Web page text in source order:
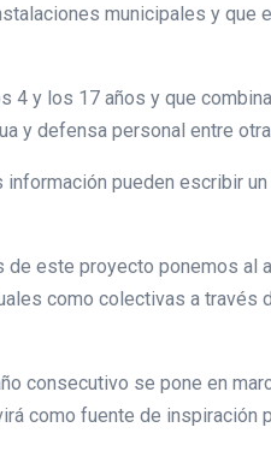
municipales y
y los 17 años y que
y defensa personal entre
pueden escribir un
este proyecto ponemos
como colectivas a través
consecutivo se pone en
como fuente de inspiración